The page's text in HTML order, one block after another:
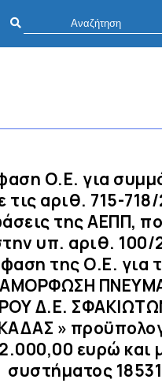
Ο.Ε. για
τις αριθ. 715-
της ΑΕΠΠ,
υπ. αριθ. 100/
της Ο.Ε. για
Δ.Ε.
»
ευρώ και
συστήματος